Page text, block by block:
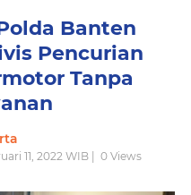
Banten
Pencurian
Tanpa
11, 2022 WIB | 0Views